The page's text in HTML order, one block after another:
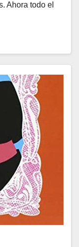
Ahora todo el